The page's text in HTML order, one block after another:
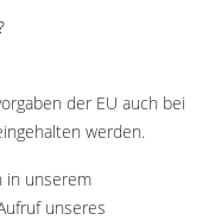
der EU auch bei
werden.
in unserem
unseres